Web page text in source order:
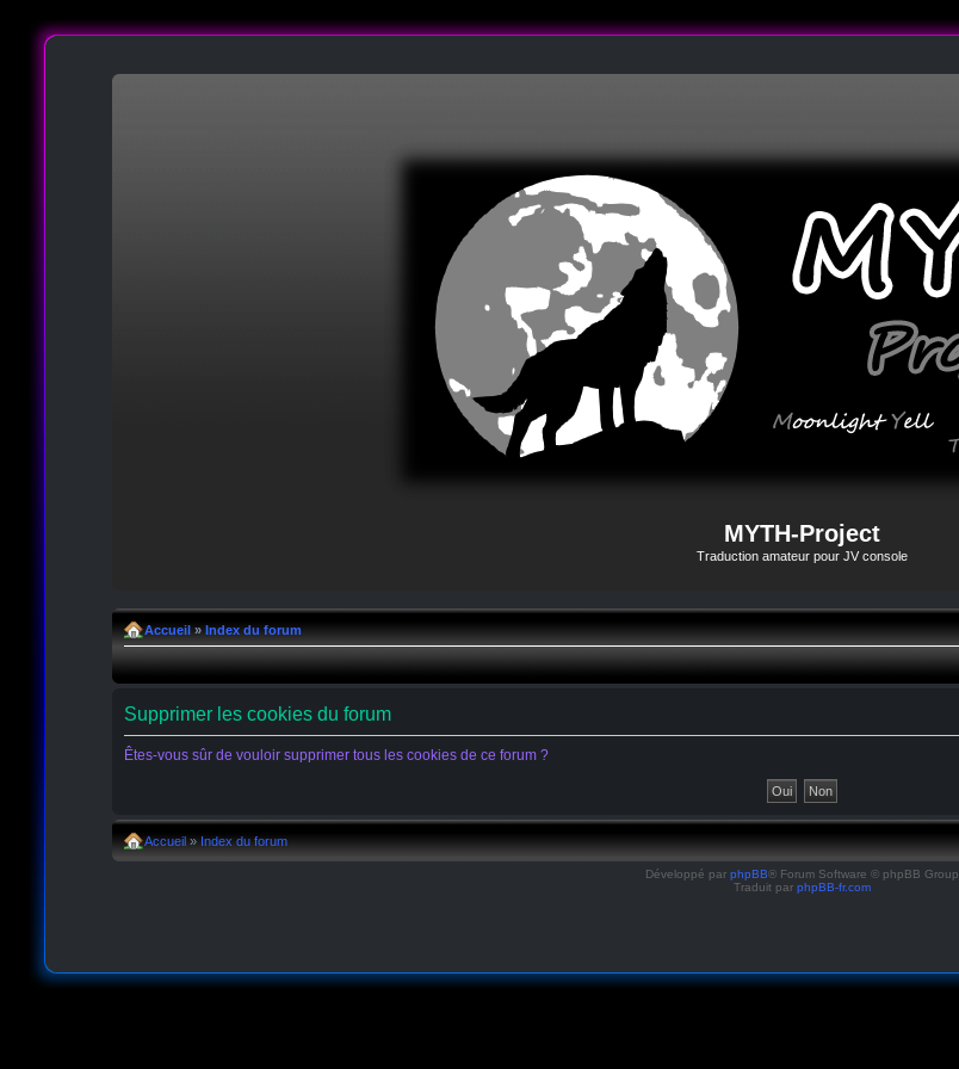
MYTH-Project
Traduction amateur pour JV console
Accueil» Index du forum
Supprimer les cookies du forum
Êtes-vous sûr de vouloir supprimer tous les cookies de ce forum ?
Accueil» Index du forum
Développé par phpBB® Forum Software © phpBB Group
Traduit par phpBB-fr.com